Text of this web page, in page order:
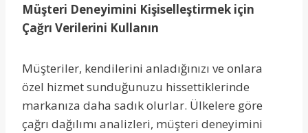
Müşteri Deneyimini Kişiselleştirmek için
Çağrı Verilerini Kullanın
Müşteriler, kendilerini anladığınızı ve onlara
özel hizmet sunduğunuzu hissettiklerinde
markanıza daha sadık olurlar. Ülkelere göre
çağrı dağılımı analizleri, müşteri deneyimini